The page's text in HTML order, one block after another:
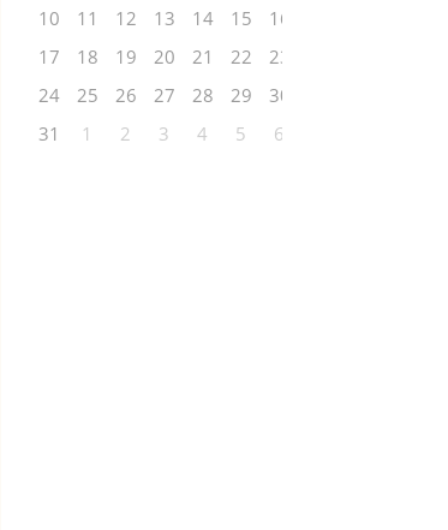
10
11 12 13 14 15
16
17
18 19 20 21 22
23
24
25 26 27 28 29
30
31
1 2 3 4 5 6